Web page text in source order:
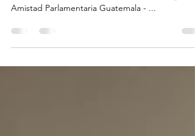
El día de hoy, la Comunidad Judía de Guatemala,
Amistad Parlamentaria Guatemala - ...